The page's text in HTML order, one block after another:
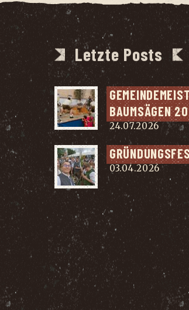
Letzte Posts
BAUM­SÄ­GEN
24.07.2026
03.04.2026